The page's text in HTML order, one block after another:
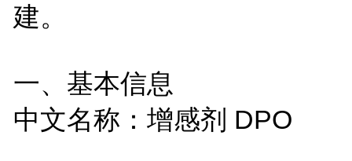
建。
一、基本信息
中文名称：增感剂 DPO